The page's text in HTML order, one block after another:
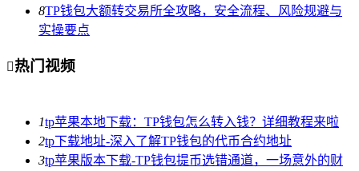
8TP钱包大额转交易所全攻略，安全流程、风险规避与
实操要点
热门视频
1tp苹果本地下载：TP钱包怎么转入钱？详细教程来啦
2tp下载地址-深入了解TP钱包的代币合约地址
3tp苹果版本下载-TP钱包提币选错通道，一场意外的财